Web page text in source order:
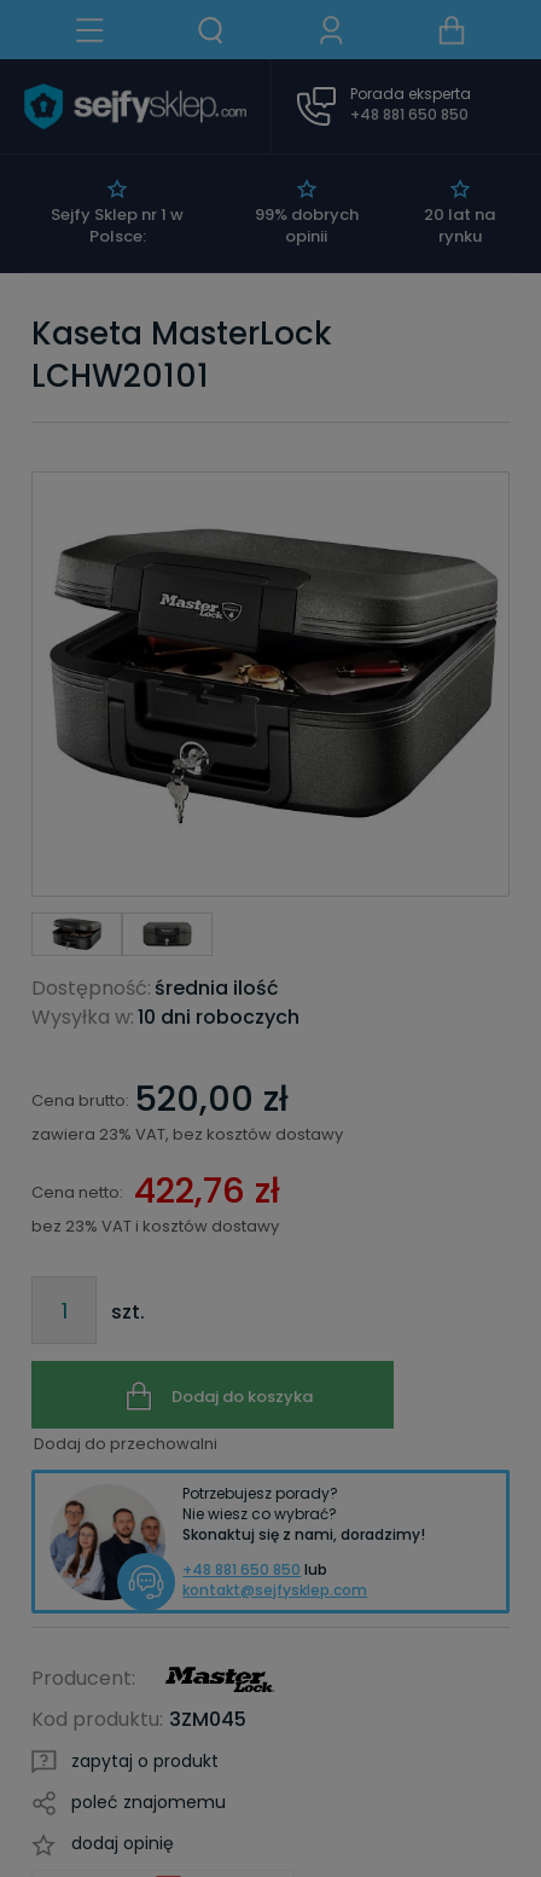
Sejfy Sklep nr 1 w
Polsce:
99% dobrych
opinii
20 lat na
rynku
Porada eksperta
+48 881 650 850
Kaseta MasterLock
LCHW20101
Dostępność: średnia ilość
Wysyłka w:10 dni roboczych
Cena brutto: 520,00 zł
zawiera 23% VAT, bez kosztów dostawy
Cena netto: 422,76 zł
bez 23% VAT i kosztów dostawy
szt.
Dodaj do koszyka
Dodaj do przechowalni
Potrzebujesz porady?
Nie wiesz co wybrać?
Skonaktuj się z nami, doradzimy!
+48 881 650 850 lub
kontakt@sejfysklep.com
Producent:
Kod produktu: 3ZM045
zapytaj o produkt
poleć znajomemu
dodaj opinię